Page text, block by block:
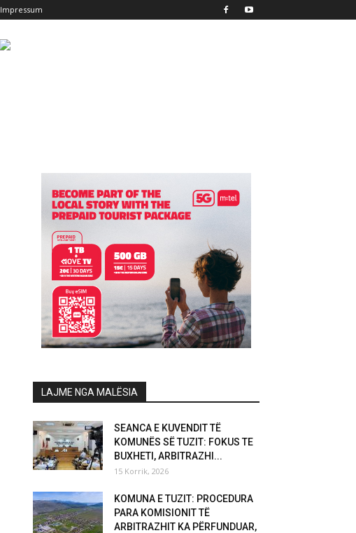
Impressum
LAJME NGA MALËSIA
SEANCA E KUVENDIT TË
KOMUNËS SË TUZIT: FOKUS TE
BUXHETI, ARBITRAZHI...
15 Korrik, 2026
KOMUNA E TUZIT: PROCEDURA
PARA KOMISIONIT TË
ARBITRAZHIT KA PËRFUNDUAR,